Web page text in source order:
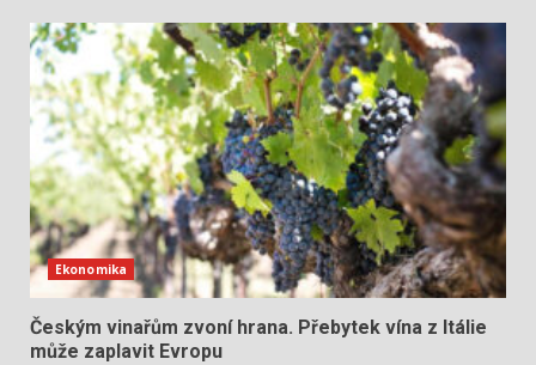
Ekonomika
Českým vinařům zvoní hrana. Přebytek vína z Itálie
může zaplavit Evropu